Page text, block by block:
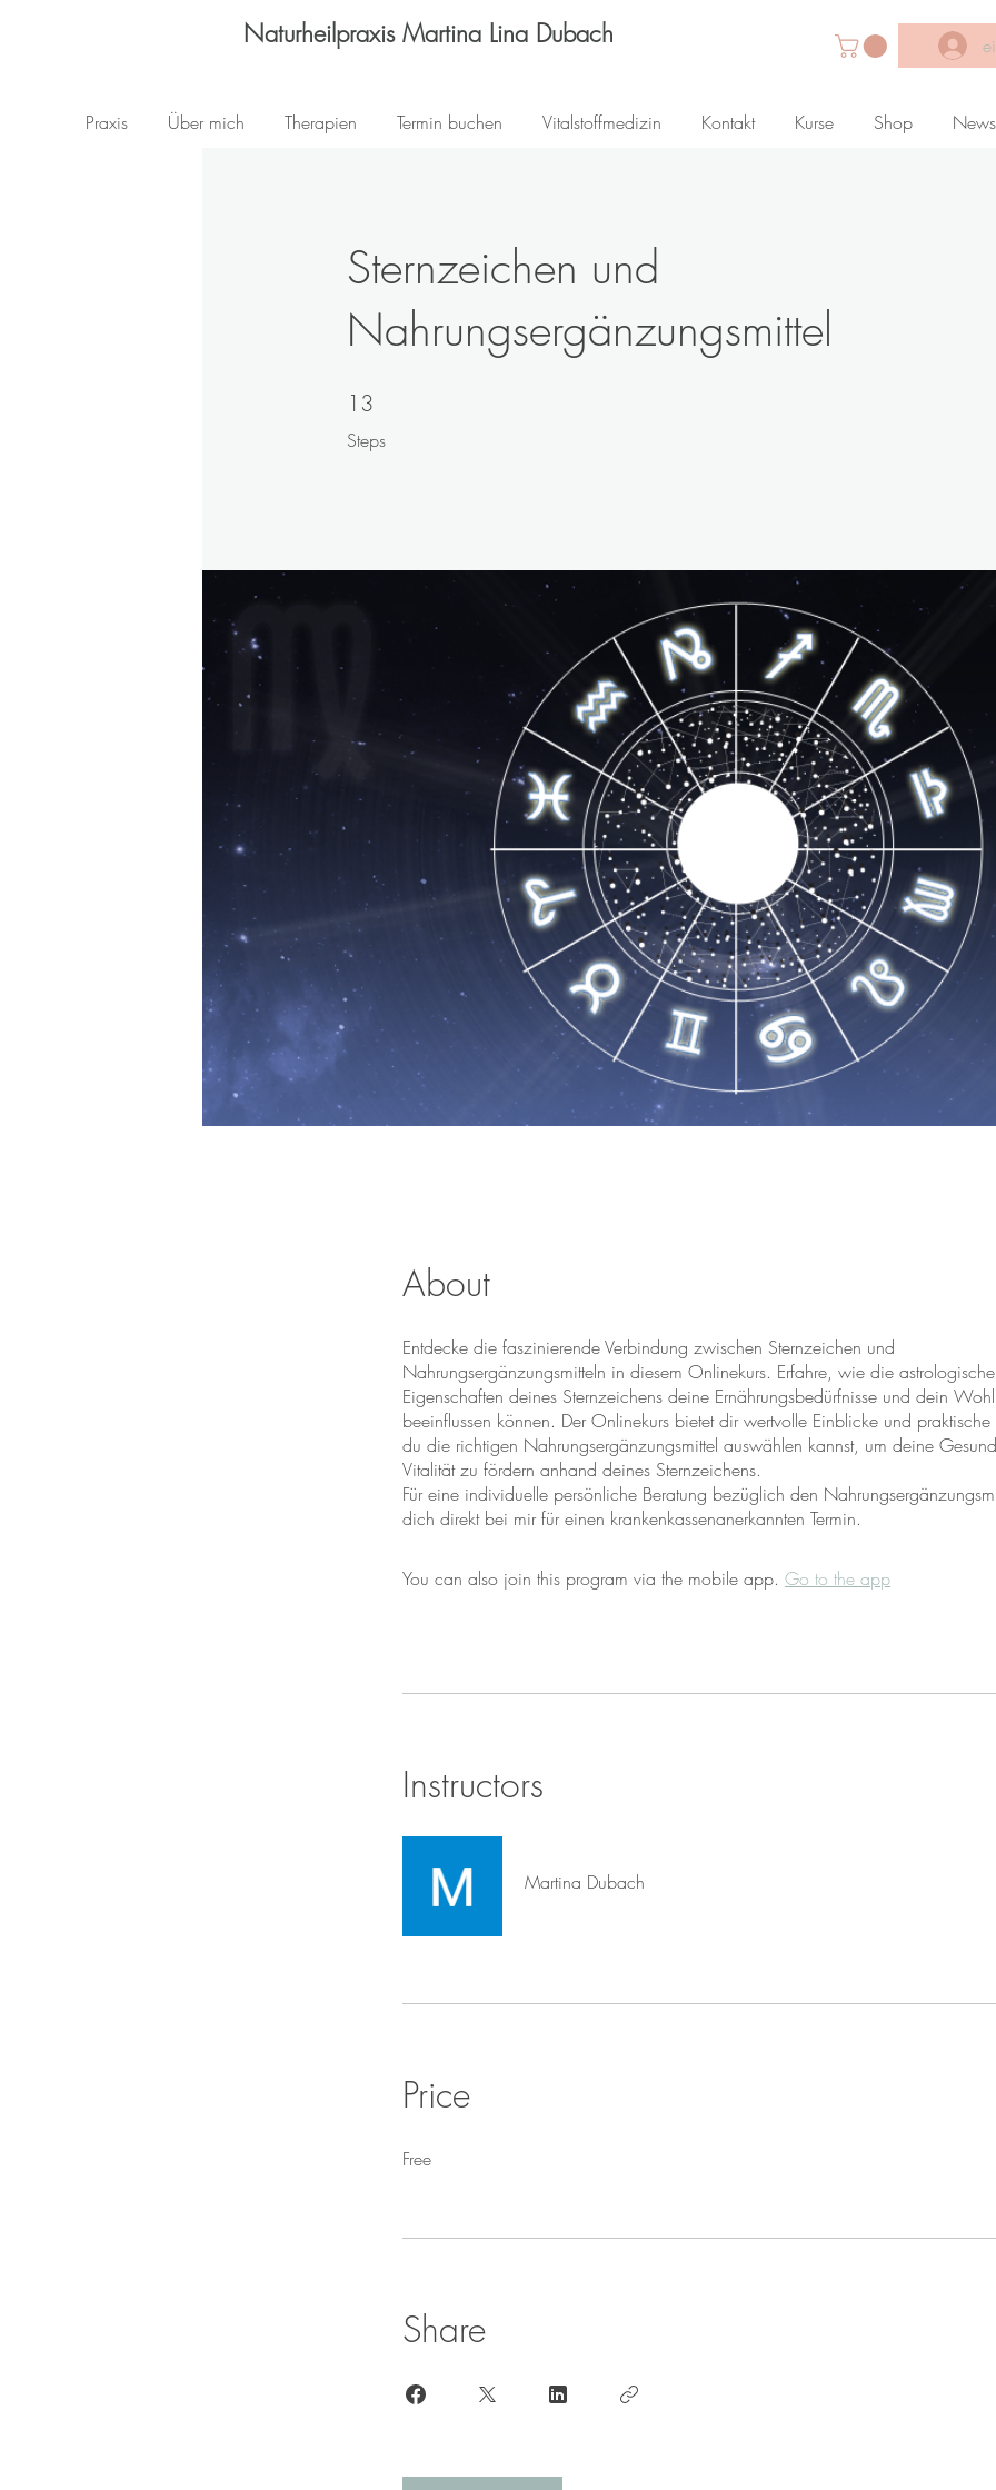
Naturheilpraxis Martina Lina Dubach
Praxis Über mich Therapien Termin buchen Vitalstoffmedizin Kontakt Kurse Shop News
Sternzeichen und
Nahrungsergänzungsmittel
13
Steps
13 Steps
About
Entdecke die faszinierende Verbindung zwischen Sternzeichen und
Nahrungsergänzungsmitteln in diesem Onlinekurs. Erfahre, wie die
Eigenschaften deines Sternzeichens deine Ernährungsbedürfnisse und dein
beeinflussen können. Der Onlinekurs bietet dir wertvolle Einblicke und
du die richtigen Nahrungsergänzungsmittel auswählen kannst, um deine
Vitalität zu fördern anhand deines Sternzeichens.
Für eine individuelle persönliche Beratung bezüglich den
dich direkt bei mir für einen krankenkassenanerkannten Termin.
You can also join this program via the mobile app. Go to the app
Instructors
Martina Dubach
Price
Free
Share